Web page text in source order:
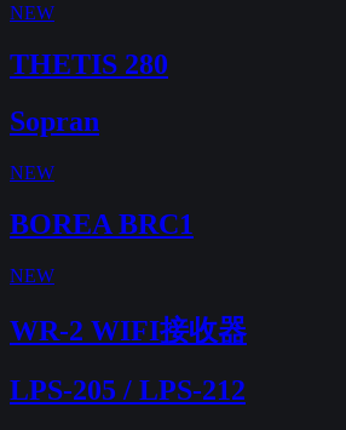
NEW
THETIS 280
Sopran
NEW
BOREA BRC1
NEW
WR-2 WIFI接收器
LPS-205 / LPS-212